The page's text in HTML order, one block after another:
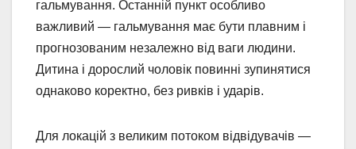
гальмування. Останній пункт особливо
важливий — гальмування має бути плавним і
прогнозованим незалежно від ваги людини.
Дитина і дорослий чоловік повинні зупинятися
однаково коректно, без ривків і ударів.
Для локацій з великим потоком відвідувачів —